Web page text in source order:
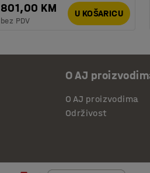
801,00 KM
bez PDV
U KOŠARICU
O AJ
O AJ proizvodima
Održivost